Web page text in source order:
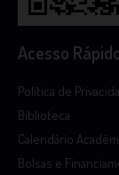
Acesso
Política de
Biblioteca
Calendário
Bolsas e